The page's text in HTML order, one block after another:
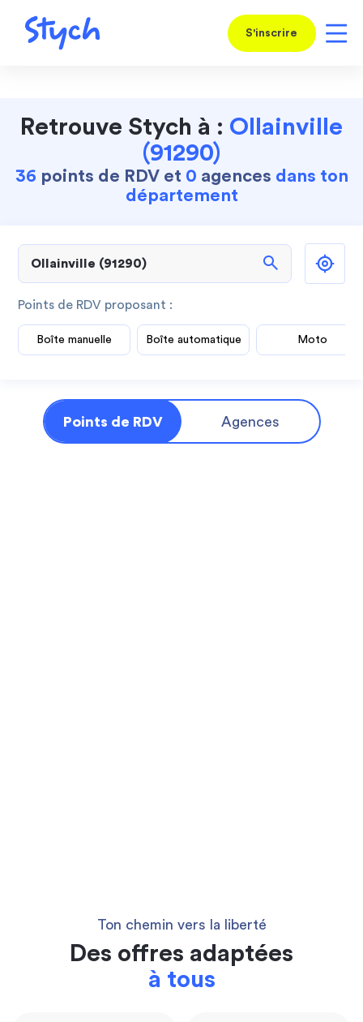
S'inscrire
Retrouve Stych à : Ollainville
(91290)
36 points de RDV et 0 agences dans ton
département
search
Points de RDV proposant :
Boîte manuelle Boîte automatique Moto
Points de RDV Agences
Ton chemin vers la liberté
Des offres adaptées
à tous